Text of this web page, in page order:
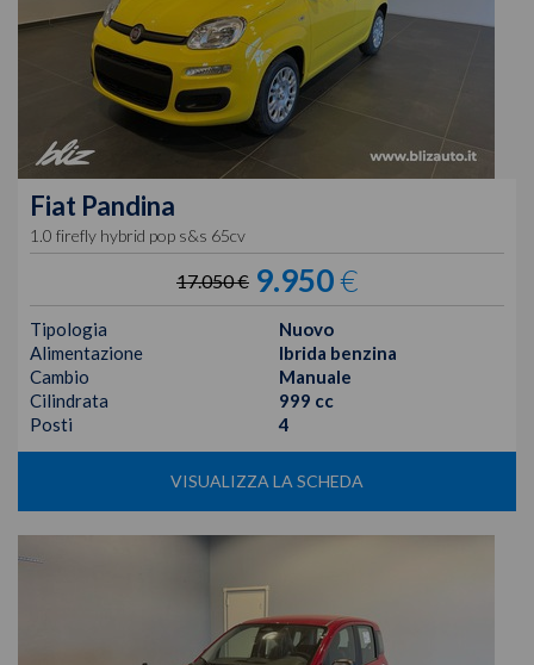
Fiat Pandina
1.0 firefly hybrid pop s&s 65cv
17.050 € 9.950€
Tipologia
Nuovo
Alimentazione
Ibrida benzina
Cambio
Manuale
Cilindrata
999 cc
Posti
4
VISUALIZZA LA SCHEDA